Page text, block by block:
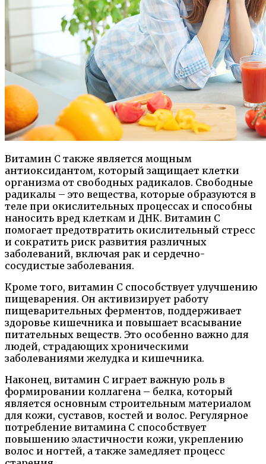
Витамин С также является мощным
антиоксидантом, который защищает клетки
организма от свободных радикалов. Свободные
радикалы – это вещества, которые образуются в
теле при окислительных процессах и способны
наносить вред клеткам и ДНК. Витамин С
помогает предотвратить окислительный стресс
и сократить риск развития различных
заболеваний, включая рак и сердечно-
сосудистые заболевания.
Кроме того, витамин С способствует улучшению
пищеварения. Он активизирует работу
пищеварительных ферментов, поддерживает
здоровье кишечника и повышает всасывание
питательных веществ. Это особенно важно для
людей, страдающих хроническими
заболеваниями желудка и кишечника.
Наконец, витамин С играет важную роль в
формировании коллагена – белка, который
является основным строительным материалом
для кожи, суставов, костей и волос. Регулярное
потребление витамина С способствует
повышению эластичности кожи, укреплению
волос и ногтей, а также замедляет процесс